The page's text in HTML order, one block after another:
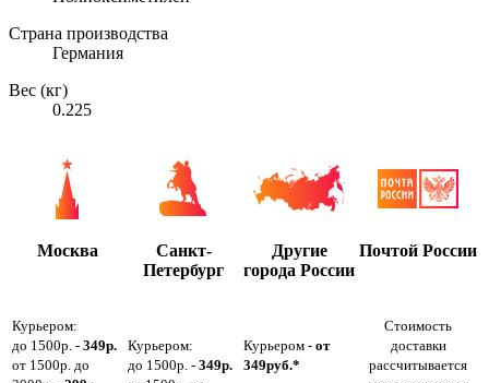
Страна производства
Германия
Вес (кг)
0.225
Москва
Курьером:
до 1500р. - 349р.
от 1500р. до
Санкт-
Петербург
Курьером:
до 1500р. - 349р.
Другие
города России
Курьером - от
349руб.*
Почтой России
Стоимость
доставки
рассчитывается